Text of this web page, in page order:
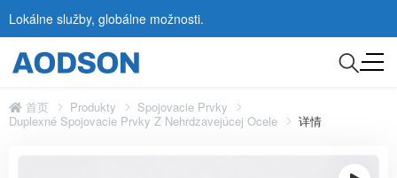
Lokálne služby, globálne možnosti.
首页 Produkty
Spojovacie Prvky
Duplexné Spojovacie Prvky Z Nehrdzavejúcej Ocele
详情